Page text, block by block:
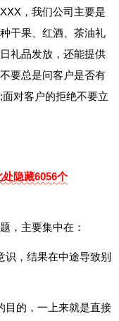
，我们公司主要是
干果、红酒、茶油礼
礼品发放，还能提供
要总是问客户是否有
对客户的拒绝不要立
隐藏6056个
，主要集中在：
，结果在中途导致别
目的，一上来就是直接